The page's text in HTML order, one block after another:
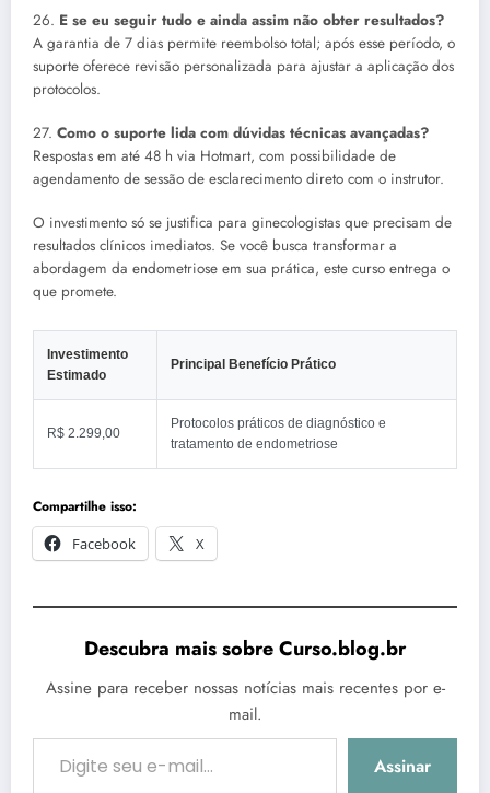
26. E se eu seguir tudo e ainda assim não obter resultados?
A garantia de 7 dias permite reembolso total; após esse período, o
suporte oferece revisão personalizada para ajustar a aplicação dos
protocolos.
27. Como o suporte lida com dúvidas técnicas avançadas?
Respostas em até 48 h via Hotmart, com possibilidade de
agendamento de sessão de esclarecimento direto com o instrutor.
O investimento só se justifica para ginecologistas que precisam de
resultados clínicos imediatos. Se você busca transformar a
abordagem da endometriose em sua prática, este curso entrega o
que promete.
Investimento
Estimado
Principal Benefício Prático
R$ 2.299,00
Protocolos práticos de diagnóstico e
tratamento de endometriose
Compartilhe isso:
Facebook
X
Descubra mais sobre Curso.blog.br
Assine para receber nossas notícias mais recentes por e-
mail.
Digite seu e-mail…
Assinar